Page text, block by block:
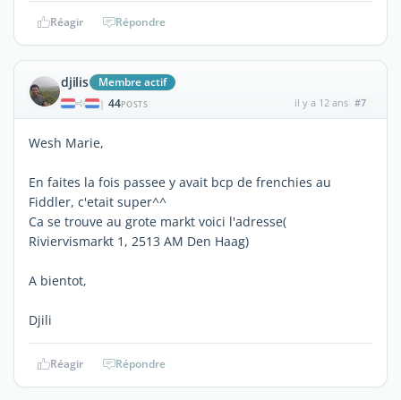
Réagir Répondre
djilis Membre actif
| 44POSTS il y a 12 ans #7
Wesh Marie,
En faites la fois passee y avait bcp de frenchies au
Fiddler, c'etait super^^
Ca se trouve au grote markt voici l'adresse(
Riviervismarkt 1, 2513 AM Den Haag)
A bientot,
Djili
Réagir Répondre